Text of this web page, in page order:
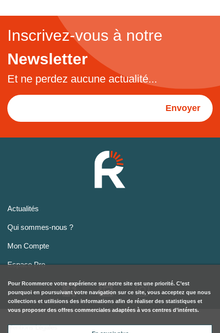
Inscrivez-vous à notre
Newsletter
Et ne perdez aucune actualité...
Envoyer
Actualités
Qui sommes-nous ?
Mon Compte
Espace Pro
Mentions Légales
Pour Rcommerce votre expérience sur notre site est une priorité. C’est
pourquoi en poursuivant votre navigation sur ce site, vous acceptez que nous
collections et utilisions des informations afin de réaliser des statistiques et
vous proposer des offres commerciales adaptées à vos centres d’intérets.